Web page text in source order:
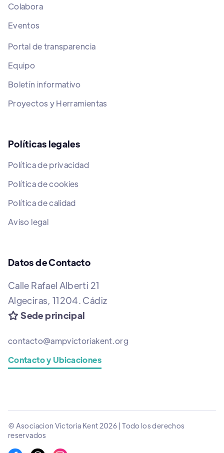
Colabora
Eventos
Portal de transparencia
Equipo
Boletín informativo
Proyectos y Herramientas
Políticas legales
Política de privacidad
Política de cookies
Política de calidad
Aviso legal
Datos de Contacto
Calle Rafael Alberti 21
Algeciras, 11204. Cádiz
 Sede principal
contacto@ampvictoriakent.org
Contacto y Ubicaciones
© Asociacion Victoria Kent 2026 | Todo los derechos
reservados